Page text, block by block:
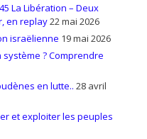
La Libération – Deux
en replay22 mai 2026
israëlienne 19 mai 2026
? Comprendre
en lutte.. 28 avril
et exploiter les peuples